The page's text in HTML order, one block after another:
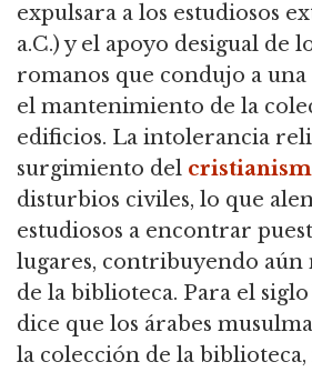
expulsara a los estudiosos
a.C.) y el apoyo desigual de
romanos que condujo a
el mantenimiento de la
edificios. La intolerancia
surgimiento del
disturbios civiles, lo que
estudiosos a encontrar
lugares, contribuyendo aún
de la biblioteca. Para el
dice que los árabes
la colección de la biblioteca,